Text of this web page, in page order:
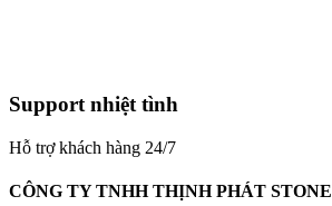
Support nhiệt tình
Hỗ trợ khách hàng 24/7
CÔNG TY TNHH THỊNH PHÁT STONE